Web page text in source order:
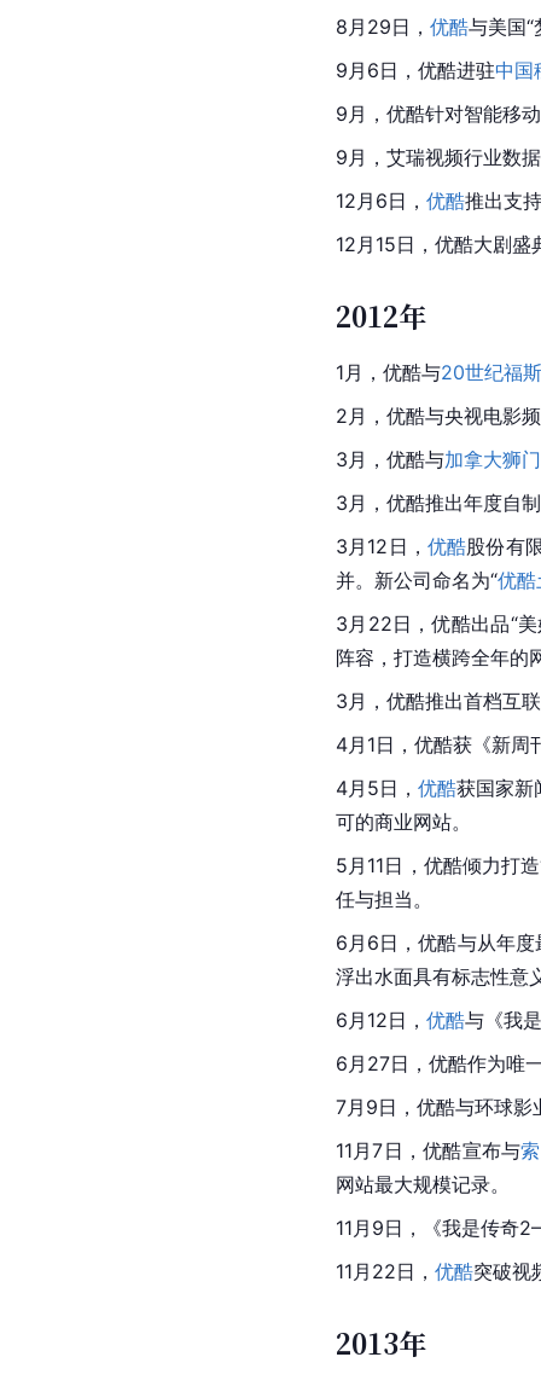
8月29日， 优酷与美国“
9月6日，优酷进驻中国
9月，优酷针对智能移
9月， 艾瑞视频行业数
12月6日， 优酷推出支
12月15日，优酷大剧
2012年
1月，优酷与20世纪福斯
2月，优酷与央视电影
3月，优酷与加拿大狮
3月，优酷推出年度自
3月12日， 优酷股份有
并。新公司命名为“优酷
3月22日，优酷出品“
阵容，打造横跨全年的
3月，优酷推出首档互
4月1日，优酷获《新周
4月5日， 优酷获国家新
可的商业网站。
5月11日，优酷倾力打
任与担当。
6月6日，优酷与从年度
浮出水面具有标志性意
6月12日， 优酷与《我
6月27日，优酷作为唯
7月9日，优酷与环球影
11月7日，优酷宣布与
网站最大规模记录。
11月9日，《我是传奇
11月22日， 优酷突破视
2013年